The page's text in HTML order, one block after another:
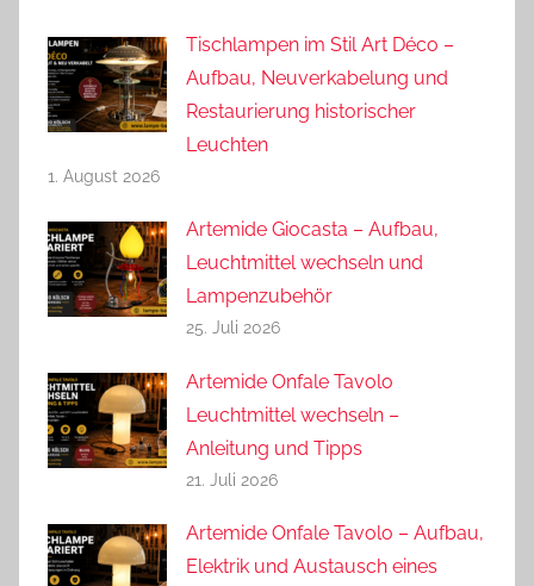
Tischlampen im Stil Art Déco –
Aufbau, Neuverkabelung und
Restaurierung historischer
Leuchten
1. August 2026
Artemide Giocasta – Aufbau,
Leuchtmittel wechseln und
Lampenzubehör
25. Juli 2026
Artemide Onfale Tavolo
Leuchtmittel wechseln –
Anleitung und Tipps
21. Juli 2026
Artemide Onfale Tavolo – Aufbau,
Elektrik und Austausch eines